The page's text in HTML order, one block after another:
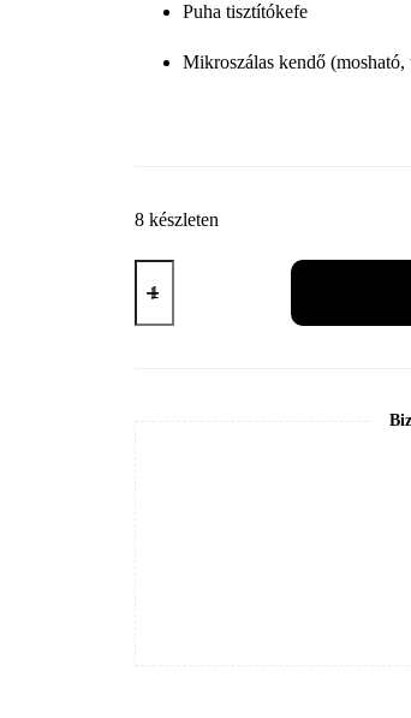
Puha tisztítókefe
Mikroszálas kendő (mosható,
8 készleten
Kijelző
tisztító
mennyiség